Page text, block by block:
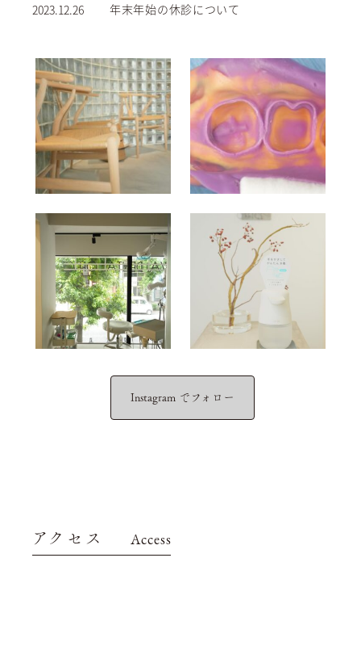
2023.12.26
年末年始の休診について
Instagram でフォロー
アクセス Access